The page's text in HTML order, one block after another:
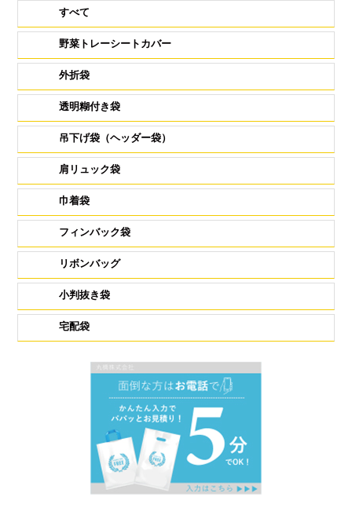
すべて
野菜トレーシートカバー
外折袋
透明糊付き袋
吊下げ袋（ヘッダー袋）
肩リュック袋
巾着袋
フィンバック袋
リボンバッグ
小判抜き袋
宅配袋